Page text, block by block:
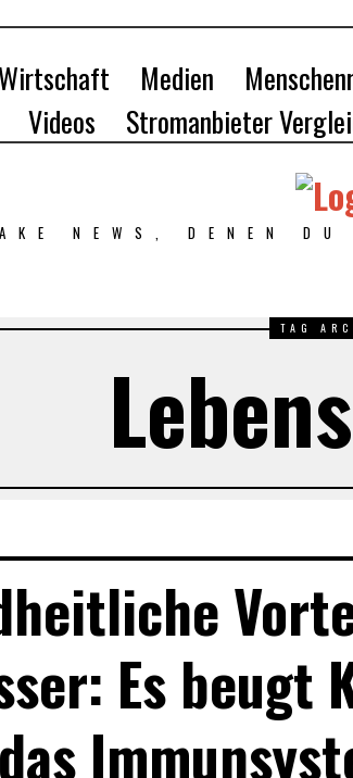
Wirtschaft Medien
Videos Stromanbieter
NEWS, DENEN DU
TAG
Es beugt